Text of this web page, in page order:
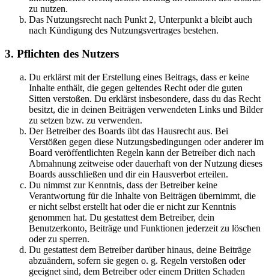
zu nutzen.
Das Nutzungsrecht nach Punkt 2, Unterpunkt a bleibt auch
nach Kündigung des Nutzungsvertrages bestehen.
3. Pflichten des Nutzers
Du erklärst mit der Erstellung eines Beitrags, dass er keine
Inhalte enthält, die gegen geltendes Recht oder die guten
Sitten verstoßen. Du erklärst insbesondere, dass du das Recht
besitzt, die in deinen Beiträgen verwendeten Links und Bilder
zu setzen bzw. zu verwenden.
Der Betreiber des Boards übt das Hausrecht aus. Bei
Verstößen gegen diese Nutzungsbedingungen oder anderer im
Board veröffentlichten Regeln kann der Betreiber dich nach
Abmahnung zeitweise oder dauerhaft von der Nutzung dieses
Boards ausschließen und dir ein Hausverbot erteilen.
Du nimmst zur Kenntnis, dass der Betreiber keine
Verantwortung für die Inhalte von Beiträgen übernimmt, die
er nicht selbst erstellt hat oder die er nicht zur Kenntnis
genommen hat. Du gestattest dem Betreiber, dein
Benutzerkonto, Beiträge und Funktionen jederzeit zu löschen
oder zu sperren.
Du gestattest dem Betreiber darüber hinaus, deine Beiträge
abzuändern, sofern sie gegen o. g. Regeln verstoßen oder
geeignet sind, dem Betreiber oder einem Dritten Schaden